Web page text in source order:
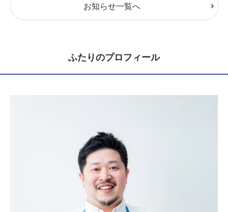
お知らせ一覧へ
ふたりのプロフィール